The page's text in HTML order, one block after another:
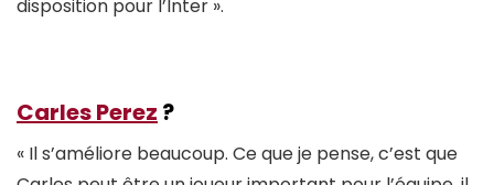
disposition pour l’Inter ».
Carles Perez ?
« Il s’améliore beaucoup. Ce que je pense, c’est que